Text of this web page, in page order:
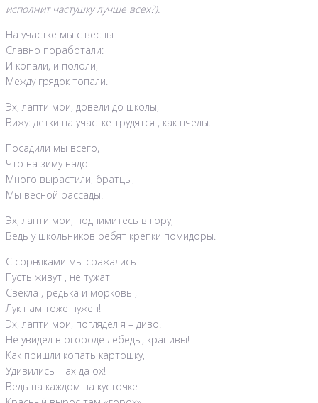
исполнит частушку лучше всех?).
На участке мы с весны
Славно поработали:
И копали, и пололи,
Между грядок топали.
Эх, лапти мои, довели до школы,
Вижу: детки на участке трудятся , как пчелы.
Посадили мы всего,
Что на зиму надо.
Много вырастили, братцы,
Мы весной рассады.
Эх, лапти мои, поднимитесь в гору,
Ведь у школьников ребят крепки помидоры.
С сорняками мы сражались –
Пусть живут , не тужат
Свекла , редька и морковь ,
Лук нам тоже нужен!
Эх, лапти мои, поглядел я – диво!
Не увидел в огороде лебеды, крапивы!
Как пришли копать картошку,
Удивились – ах да ох!
Ведь на каждом на кусточке